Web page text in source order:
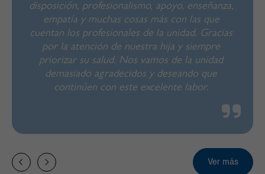
disposición, profesionalismo, apoyo, enseñanza,
empatía y muchas cosas más con las que
cuentan los profesionales de la unidad. Gracias
por la atención de nuestra hija y siempre
priorizar su salud. Nos vamos de la unidad
demasiado agradecidos y deseando que
continúen con este excelente labor.
Ver más